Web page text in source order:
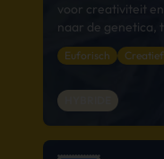
voor creativiteit
naar de genetica,
Euforisch Creatief